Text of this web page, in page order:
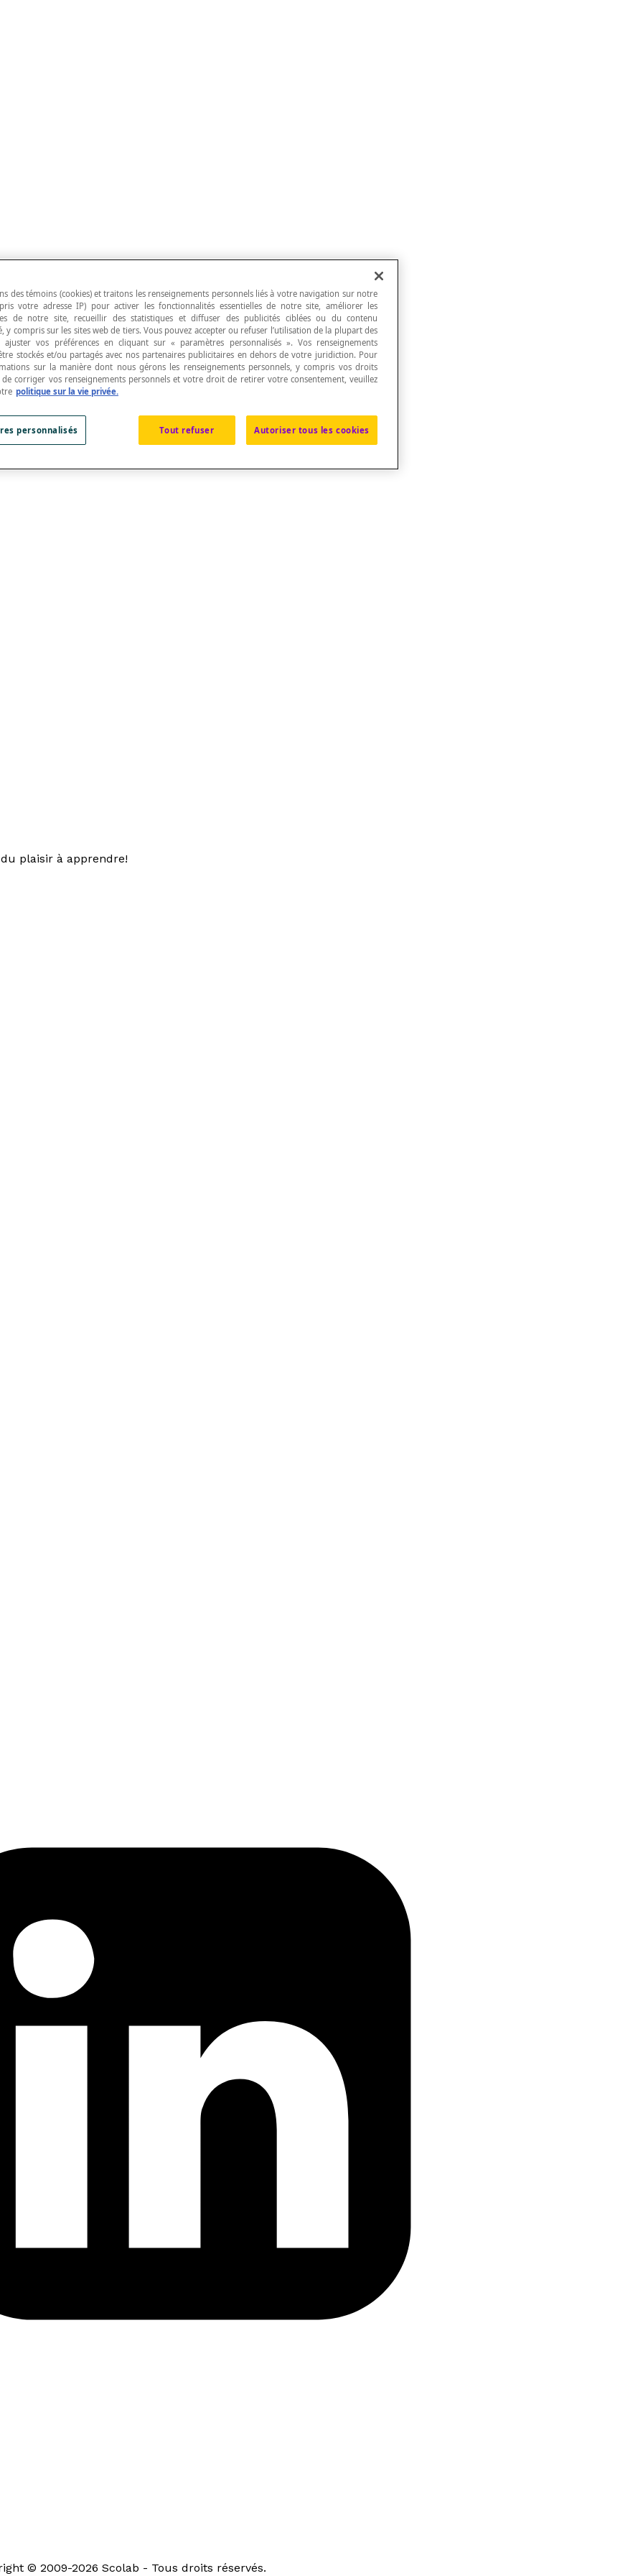
d'une demi-boule.
plaisir à apprendre!
© 2009-2026 Scolab - Tous droits réservés.
des témoins (cookies) et traitons les renseignements personnels liés à votre navigation sur notre
votre adresse IP) pour activer les fonctionnalités essentielles de notre site, améliorer les
de notre site, recueillir des statistiques et diffuser des publicités ciblées ou du contenu
y compris sur les sites web de tiers. Vous pouvez accepter ou refuser l’utilisation de la plupart des
vos préférences en cliquant sur « paramètres personnalisés ». Vos renseignements
stockés et/ou partagés avec nos partenaires publicitaires en dehors de votre juridiction. Pour
sur la manière dont nous gérons les renseignements personnels, y compris vos droits
de corriger vos renseignements personnels et votre droit de retirer votre consentement, veuillez
politique sur la vie privée.
Tout refuser Autoriser tous les cookies
personnalisés